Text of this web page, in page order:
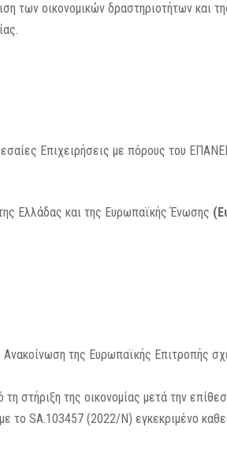
των οικονομικών δραστηριοτήτων και
Επιχειρήσεις με πόρους του
Ελλάδας και της Ευρωπαϊκής Ένωσης
της Ευρωπαϊκής Επιτροπής
στήριξη της οικονομίας μετά την
το SA.103457 (2022/N) εγκεκριμένο